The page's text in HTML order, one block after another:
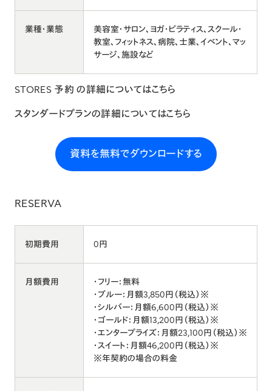
業種・業態
美容室・サロン、ヨガ・ピラティス、スクール・
教室、フィットネス、病院、士業、イベント、マッ
サージ、施設など
STORES 予約 の詳細についてはこちら
スタンダードプランの詳細についてはこちら
資料を無料でダウンロードする
RESERVA
初期費用 0円
月額費用
・フリー：無料
・ブルー：月額3,850円（税込）※
・シルバー：月額6,600円（税込）※
・ゴールド：月額13,200円（税込）※
・エンタープライズ：月額23,100円（税込）※
・スイート：月額46,200円（税込）※
※年契約の場合の料金